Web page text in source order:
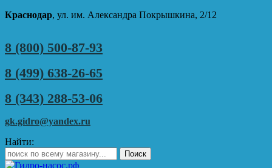
Краснодар, ул. им. Александра Покрышкина, 2/12
8 (800) 500-87-93
8 (499) 638-26-65
8 (343) 288-53-06
gk.gidro@yandex.ru
Найти: